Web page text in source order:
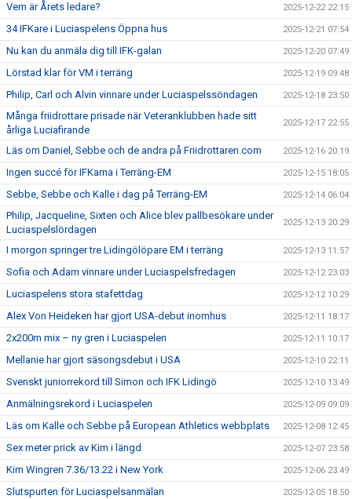
Vem är Årets ledare? 2025-12-22 22:15
34 IFKare i Luciaspelens Öppna hus 2025-12-21 07:54
Nu kan du anmäla dig till IFK-galan 2025-12-20 07:49
Lörstad klar för VM i terräng 2025-12-19 09:48
Philip, Carl och Alvin vinnare under Luciaspelssöndagen 2025-12-18 23:50
Många friidrottare prisade när Veteranklubben hade sitt
årliga Luciafirande
2025-12-17 22:55
Läs om Daniel, Sebbe och de andra på Friidrottaren.com 2025-12-16 20:19
Ingen succé för IFKarna i Terräng-EM 2025-12-15 18:05
Sebbe, Sebbe och Kalle i dag på Terräng-EM 2025-12-14 06:04
Philip, Jacqueline, Sixten och Alice blev pallbesökare under
Luciaspelslördagen
2025-12-13 20:29
I morgon springer tre Lidingölöpare EM i terräng 2025-12-13 11:57
Sofia och Adam vinnare under Luciaspelsfredagen 2025-12-12 23:03
Luciaspelens stora stafettdag 2025-12-12 10:29
Alex Von Heideken har gjort USA-debut inomhus 2025-12-11 18:17
2x200m mix – ny gren i Luciaspelen 2025-12-11 10:17
Mellanie har gjort säsongsdebut i USA 2025-12-10 22:11
Svenskt juniorrekord till Simon och IFK Lidingö 2025-12-10 13:49
Anmälningsrekord i Luciaspelen 2025-12-09 09:09
Läs om Kalle och Sebbe på European Athletics webbplats 2025-12-08 12:45
Sex meter prick av Kim i längd 2025-12-07 23:58
Kim Wingren 7.36/13.22 i New York 2025-12-06 23:49
Slutspurten för Luciaspelsanmälan 2025-12-05 18:50